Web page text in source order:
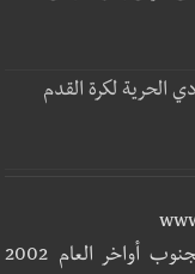
الحرية لكرة القدم
أول صحيفة اليكترونية صدرت في صيدا والجنوب أواخر العام 2002